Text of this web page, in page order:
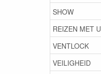
SHOW
REIZEN MET
VENTLOCK
VEILIGHEID